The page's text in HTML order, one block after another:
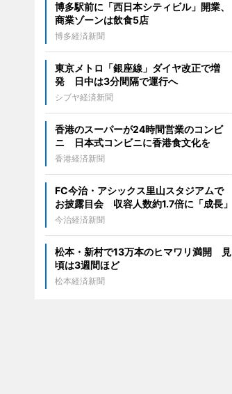
博多駅前に「西日本シティビル」開業、
商業ゾーンは飲食5店
博多経済新聞
東京メトロ「銀座線」ダイヤ改正で増
発 日中は3分間隔で運行へ
シブヤ経済新聞
香港のスーパーが24時間営業のコンビ
ニ 日本式コンビニに香港食文化を
香港経済新聞
FC今治・アシックス里山スタジアムで
お披露目会 収容人数約1.7倍に「成長」
今治経済新聞
松本・新村で13万本のヒマワリ満開 見
頃は3週間ほど
松本経済新聞